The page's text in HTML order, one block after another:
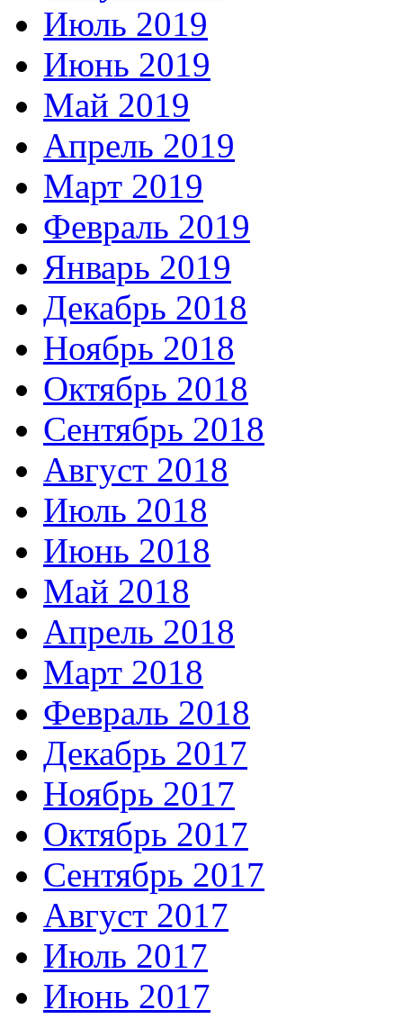
Июль 2019
Июнь 2019
Май 2019
Апрель 2019
Март 2019
Февраль 2019
Январь 2019
Декабрь 2018
Ноябрь 2018
Октябрь 2018
Сентябрь 2018
Август 2018
Июль 2018
Июнь 2018
Май 2018
Апрель 2018
Март 2018
Февраль 2018
Декабрь 2017
Ноябрь 2017
Октябрь 2017
Сентябрь 2017
Август 2017
Июль 2017
Июнь 2017